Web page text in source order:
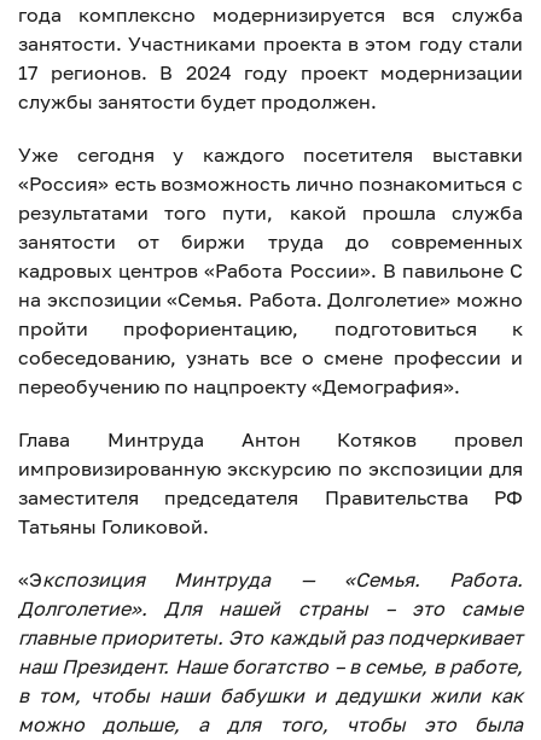
года комплексно модернизируется вся служба
занятости. Участниками проекта в этом году стали
17 регионов. В 2024 году проект модернизации
службы занятости будет продолжен.
Уже сегодня у каждого посетителя выставки
«Россия» есть возможность лично познакомиться с
результатами того пути, какой прошла служба
занятости от биржи труда до современных
кадровых центров «Работа России». В павильоне С
на экспозиции «Семья. Работа. Долголетие» можно
пройти профориентацию, подготовиться к
собеседованию, узнать все о смене профессии и
переобучению по нацпроекту «Демография».
Глава Минтруда Антон Котяков провел
импровизированную экскурсию по экспозиции для
заместителя председателя Правительства РФ
Татьяны Голиковой.
«Экспозиция Минтруда — «Семья. Работа.
Долголетие». Для нашей страны – это самые
главные приоритеты. Это каждый раз подчеркивает
наш Президент. Наше богатство – в семье, в работе,
в том, чтобы наши бабушки и дедушки жили как
можно дольше, а для того, чтобы это была